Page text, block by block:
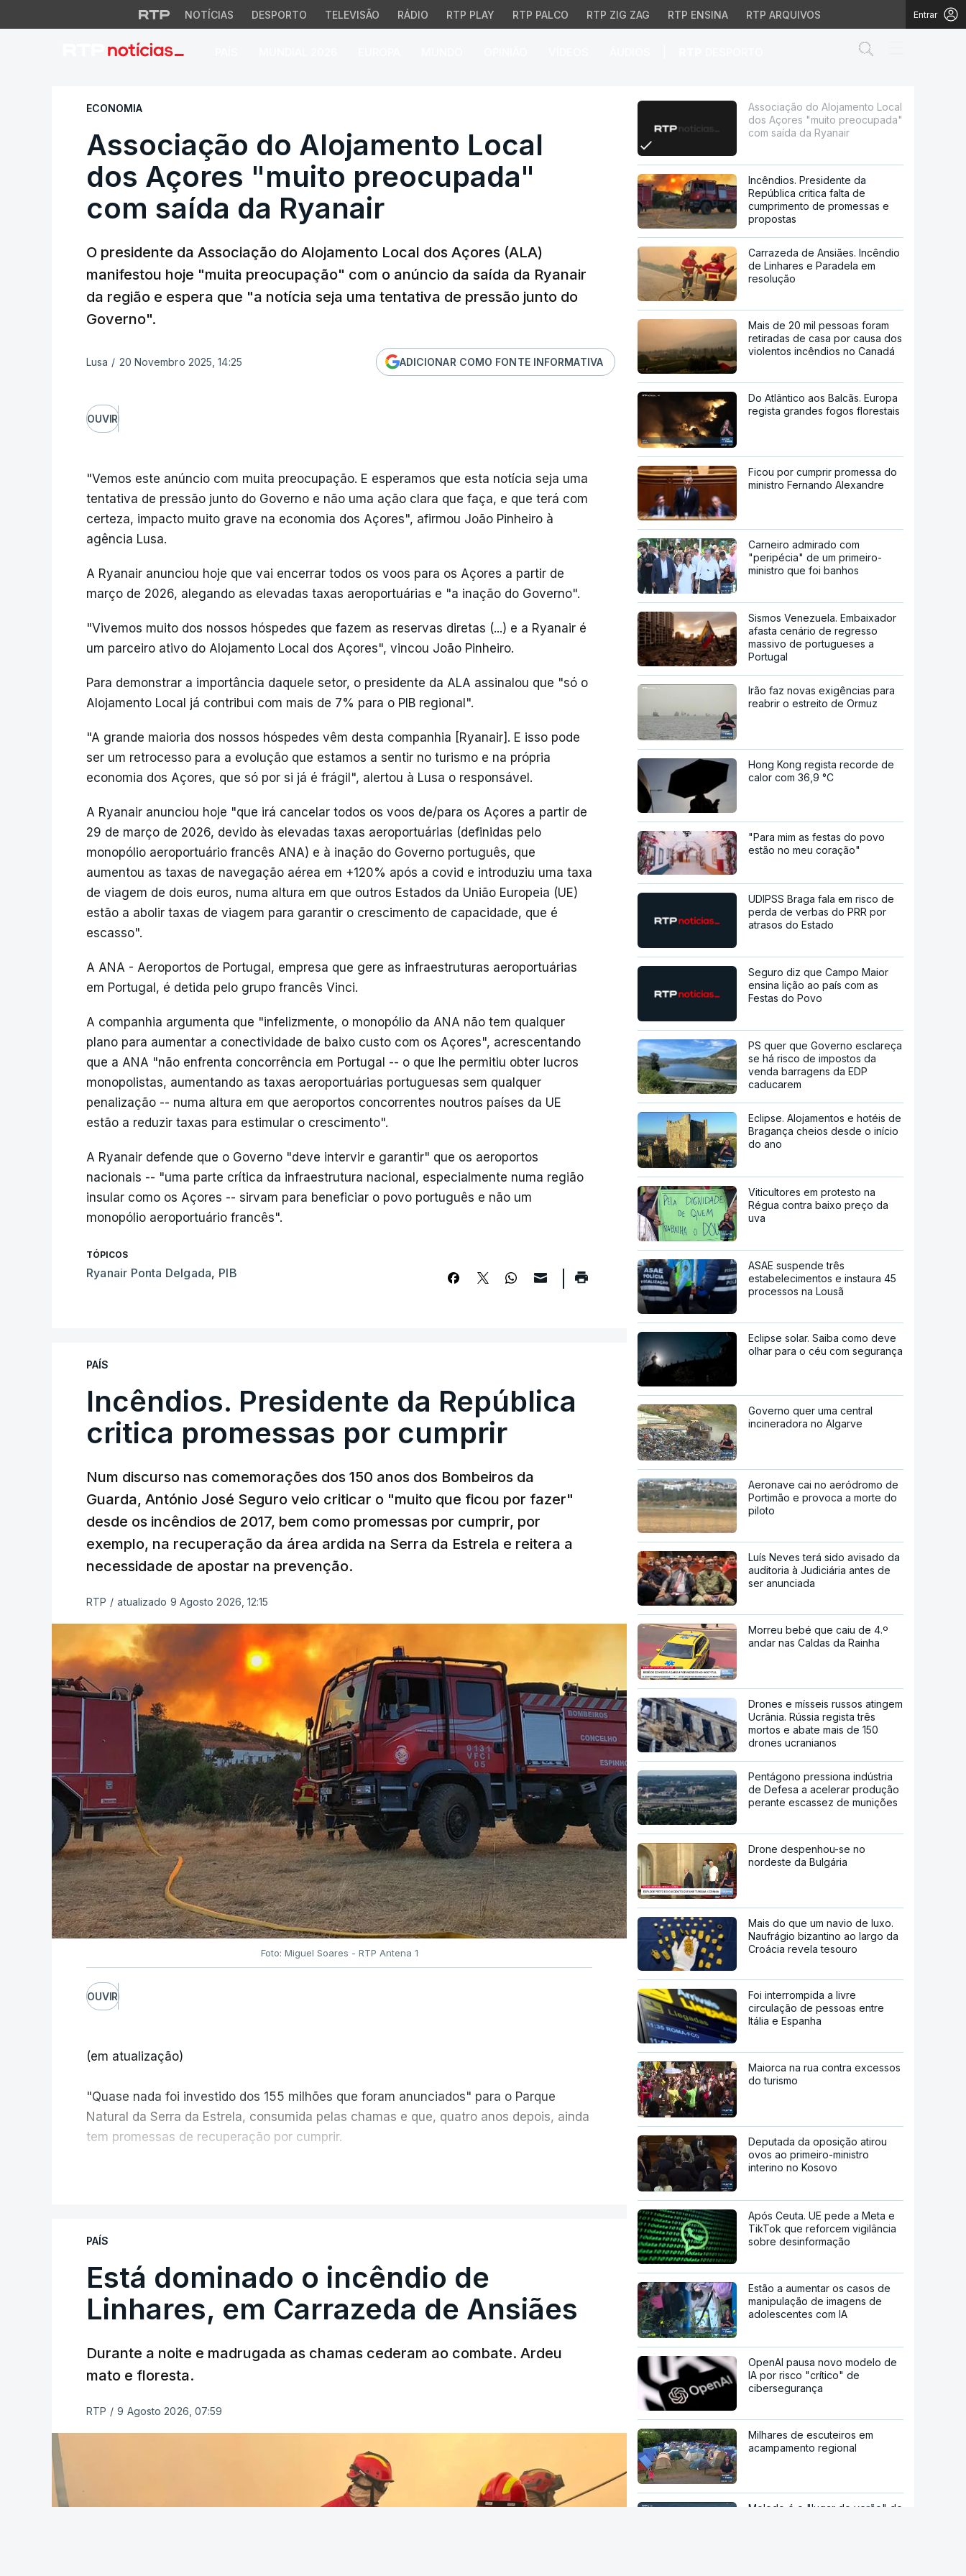
NOTÍCIAS DESPORTO TELEVISÃO RÁDIO RTP PLAY RTP PALCO RTP ZIG ZAG RTP ENSINA RTP ARQUIVOS Entrar
Associação do Alojamento Local dos Açores "muito
ECONOMIA
Associação do Alojamento Local
dos Açores "muito preocupada"
com saída da Ryanair
O presidente da Associação do Alojamento Local dos Açores (ALA)
manifestou hoje "muita preocupação" com o anúncio da saída da Ryanair
da região e espera que "a notícia seja uma tentativa de pressão junto do
Governo".
Lusa / 20 Novembro 2025, 14:25 ADICIONAR COMO FONTE INFORMATIVA
OUVIR
"Vemos este anúncio com muita preocupação. E esperamos que esta notícia seja uma
tentativa de pressão junto do Governo e não uma ação clara que faça, e que terá com
certeza, impacto muito grave na economia dos Açores", afirmou João Pinheiro à
agência Lusa.
A Ryanair anunciou hoje que vai encerrar todos os voos para os Açores a partir de
março de 2026, alegando as elevadas taxas aeroportuárias e "a inação do Governo".
"Vivemos muito dos nossos hóspedes que fazem as reservas diretas (...) e a Ryanair é
um parceiro ativo do Alojamento Local dos Açores", vincou João Pinheiro.
Para demonstrar a importância daquele setor, o presidente da ALA assinalou que "só o
Alojamento Local já contribui com mais de 7% para o PIB regional".
"A grande maioria dos nossos hóspedes vêm desta companhia [Ryanair]. E isso pode
ser um retrocesso para a evolução que estamos a sentir no turismo e na própria
economia dos Açores, que só por si já é frágil", alertou à Lusa o responsável.
A Ryanair anunciou hoje "que irá cancelar todos os voos de/para os Açores a partir de
29 de março de 2026, devido às elevadas taxas aeroportuárias (definidas pelo
monopólio aeroportuário francês ANA) e à inação do Governo português, que
aumentou as taxas de navegação aérea em +120% após a covid e introduziu uma taxa
de viagem de dois euros, numa altura em que outros Estados da União Europeia (UE)
estão a abolir taxas de viagem para garantir o crescimento de capacidade, que é
escasso".
A ANA - Aeroportos de Portugal, empresa que gere as infraestruturas aeroportuárias
em Portugal, é detida pelo grupo francês Vinci.
A companhia argumenta que "infelizmente, o monopólio da ANA não tem qualquer
plano para aumentar a conectividade de baixo custo com os Açores", acrescentando
que a ANA "não enfrenta concorrência em Portugal -- o que lhe permitiu obter lucros
monopolistas, aumentando as taxas aeroportuárias portuguesas sem qualquer
penalização -- numa altura em que aeroportos concorrentes noutros países da UE
estão a reduzir taxas para estimular o crescimento".
A Ryanair defende que o Governo "deve intervir e garantir" que os aeroportos
nacionais -- "uma parte crítica da infraestrutura nacional, especialmente numa região
insular como os Açores -- sirvam para beneficiar o povo português e não um
monopólio aeroportuário francês".
TÓPICOS
Ryanair Ponta Delgada, PIB
PAÍS
Incêndios. Presidente da República
critica promessas por cumprir
Num discurso nas comemorações dos 150 anos dos Bombeiros da
Guarda, António José Seguro veio criticar o "muito que ficou por fazer"
desde os incêndios de 2017, bem como promessas por cumprir, por
exemplo, na recuperação da área ardida na Serra da Estrela e reitera a
necessidade de apostar na prevenção.
RTP / atualizado 9 Agosto 2026, 12:15
Foto: Miguel Soares - RTP Antena 1
OUVIR
(em atualização)
"Quase nada foi investido dos 155 milhões que foram anunciados" para o Parque
Natural da Serra da Estrela, consumida pelas chamas e que, quatro anos depois, ainda
tem promessas de recuperação por cumprir.
ERRO 100
ERROR ON HTML5 MEDIA ELEMENT
PAÍS
Está dominado o incêndio de
Linhares, em Carrazeda de Ansiães
Durante a noite e madrugada as chamas cederam ao combate. Ardeu
mato e floresta.
RTP / 9 Agosto 2026, 07:59
Associação do Alojamento Local
dos Açores "muito preocupada"
com saída da Ryanair
Incêndios. Presidente da
República critica falta de
cumprimento de promessas e
propostas
Carrazeda de Ansiães. Incêndio
de Linhares e Paradela em
resolução
Mais de 20 mil pessoas foram
retiradas de casa por causa dos
violentos incêndios no Canadá
Do Atlântico aos Balcãs. Europa
regista grandes fogos florestais
Ficou por cumprir promessa do
ministro Fernando Alexandre
Carneiro admirado com
"peripécia" de um primeiro-
ministro que foi banhos
Sismos Venezuela. Embaixador
afasta cenário de regresso
massivo de portugueses a
Portugal
Irão faz novas exigências para
reabrir o estreito de Ormuz
Hong Kong regista recorde de
calor com 36,9 °C
"Para mim as festas do povo
estão no meu coração"
UDIPSS Braga fala em risco de
perda de verbas do PRR por
atrasos do Estado
Seguro diz que Campo Maior
ensina lição ao país com as
Festas do Povo
PS quer que Governo esclareça
se há risco de impostos da
venda barragens da EDP
caducarem
Eclipse. Alojamentos e hotéis de
Bragança cheios desde o início
do ano
Viticultores em protesto na
Régua contra baixo preço da
uva
ASAE suspende três
estabelecimentos e instaura 45
processos na Lousã
Eclipse solar. Saiba como deve
olhar para o céu com segurança
Governo quer uma central
incineradora no Algarve
Aeronave cai no aeródromo de
Portimão e provoca a morte do
piloto
Luís Neves terá sido avisado da
auditoria à Judiciária antes de
ser anunciada
Morreu bebé que caiu de 4.º
andar nas Caldas da Rainha
Drones e mísseis russos atingem
Ucrânia. Rússia regista três
mortos e abate mais de 150
drones ucranianos
Pentágono pressiona indústria
de Defesa a acelerar produção
perante escassez de munições
Drone despenhou-se no
nordeste da Bulgária
Mais do que um navio de luxo.
Naufrágio bizantino ao largo da
Croácia revela tesouro
Foi interrompida a livre
circulação de pessoas entre
Itália e Espanha
Maiorca na rua contra excessos
do turismo
Deputada da oposição atirou
ovos ao primeiro-ministro
interino no Kosovo
Após Ceuta. UE pede a Meta e
TikTok que reforcem vigilância
sobre desinformação
Estão a aumentar os casos de
manipulação de imagens de
adolescentes com IA
OpenAI pausa novo modelo de
IA por risco "crítico" de
cibersegurança
Milhares de escuteiros em
acampamento regional
Moledo é o "lugar de verão" de